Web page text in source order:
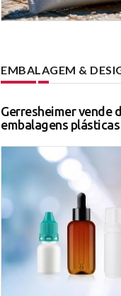
EMBALAGEM &
Gerresheimer vende
embalagens